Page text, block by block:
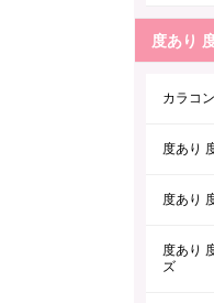
度あり
カラコ
度あり
度あり
度あり
ズ